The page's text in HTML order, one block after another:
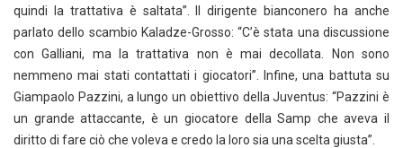
quindi la trattativa è saltata”. Il dirigente bianconero ha anche
parlato dello scambio Kaladze-Grosso: “C’è stata una discussione
con Galliani, ma la trattativa non è mai decollata. Non sono
nemmeno mai stati contattati i giocatori”. Infine, una battuta su
Giampaolo Pazzini, a lungo un obiettivo della Juventus: “Pazzini è
un grande attaccante, è un giocatore della Samp che aveva il
diritto di fare ciò che voleva e credo la loro sia una scelta giusta”.